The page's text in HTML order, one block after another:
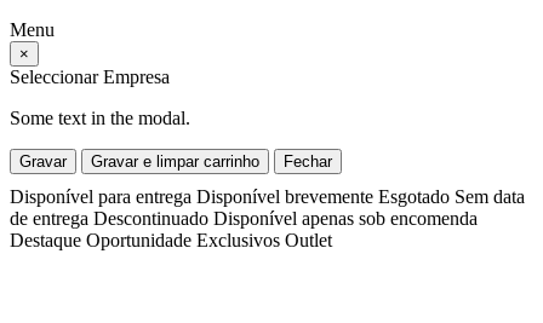
Menu
×
Seleccionar Empresa
Some text in the modal.
Gravar Gravar e limpar carrinho Fechar
Disponível para entrega Disponível brevemente Esgotado Sem data
de entrega Descontinuado Disponível apenas sob encomenda
Destaque Oportunidade Exclusivos Outlet